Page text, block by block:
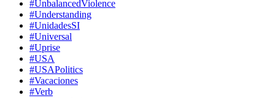
#UnbalancedViolence
#Understanding
#UnidadesSI
#Universal
#Uprise
#USA
#USAPolitics
#Vacaciones
#Verb